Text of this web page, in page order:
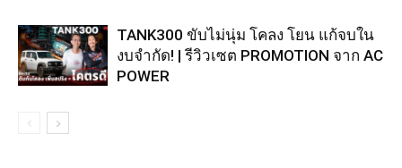
TANK300 ขับไม่นุ่ม โคลง โยน แก้จบใน
งบจำกัด! | รีวิวเซต PROMOTION จาก AC
POWER